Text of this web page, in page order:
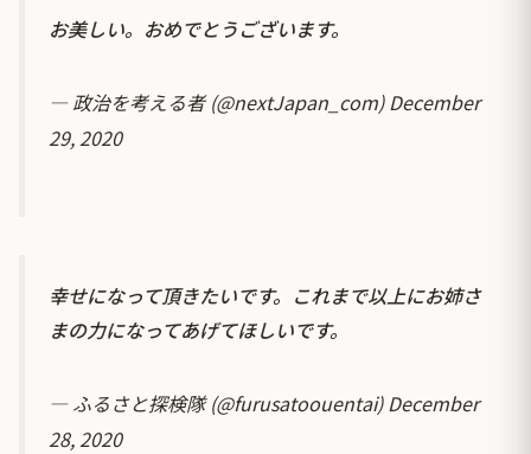
お美しい。おめでとうございます。
— 政治を考える者 (@nextJapan_com)December
29, 2020
幸せになって頂きたいです。これまで以上にお姉さ
まの力になってあげてほしいです。
— ふるさと探検隊 (@furusatoouentai)December
28, 2020